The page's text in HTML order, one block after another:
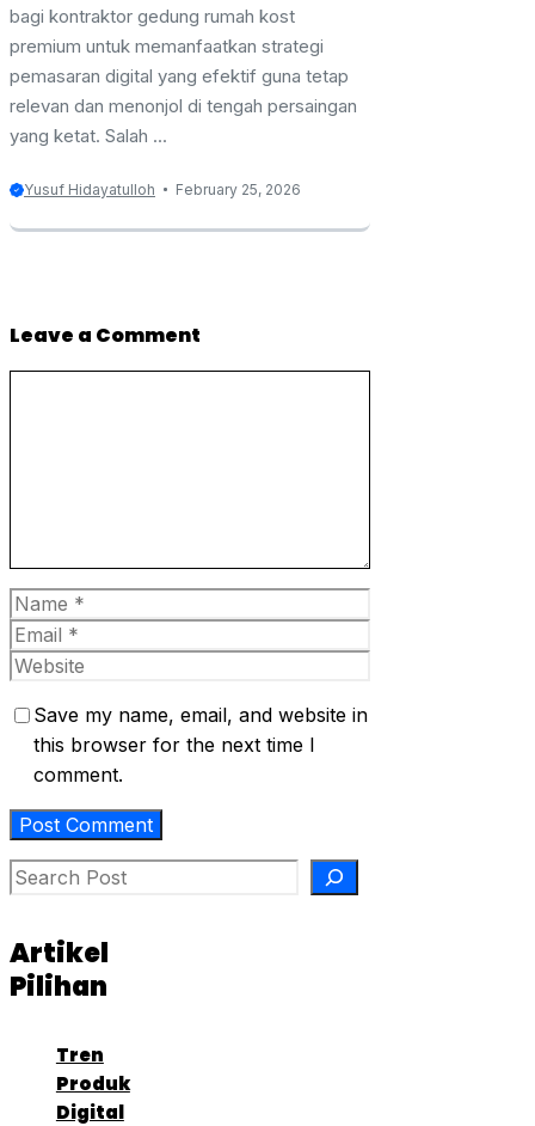
bagi kontraktor gedung rumah kost
premium untuk memanfaatkan strategi
pemasaran digital yang efektif guna tetap
relevan dan menonjol di tengah persaingan
yang ketat. Salah ...
Yusuf Hidayatulloh February 25, 2026
Leave a Comment
Name
Email
Website
Save my name, email, and website in
this browser for the next time I
comment.
Search
Artikel
Pilihan
Tren
Produk
Digital